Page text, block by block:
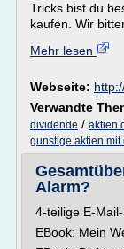
Tricks bist du
kaufen. Wir
Mehr lesen
Webseite:
Verwandte
dividende / aktien
gunstige aktien mit
Alarm?
4-teilige E-
EBook: Mein